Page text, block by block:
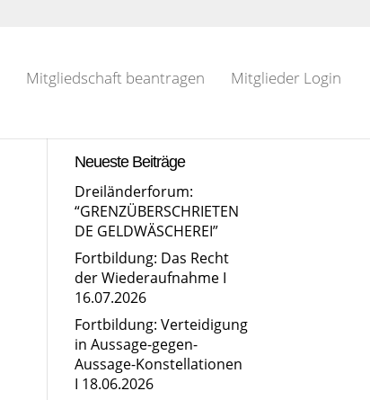
Mitgliedschaft beantragen Mitglieder Login
Neueste Beiträge
Dreiländerforum:
“GRENZÜBERSCHRIETEN
DE GELDWÄSCHEREI”
Fortbildung: Das Recht
der Wiederaufnahme I
16.07.2026
Fortbildung: Verteidigung
in Aussage-gegen-
Aussage-Konstellationen
I 18.06.2026